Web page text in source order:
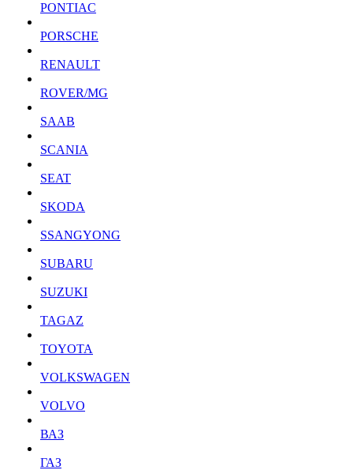
PONTIAC
PORSCHE
RENAULT
ROVER/MG
SAAB
SCANIA
SEAT
SKODA
SSANGYONG
SUBARU
SUZUKI
TAGAZ
TOYOTA
VOLKSWAGEN
VOLVO
ВАЗ
ГАЗ